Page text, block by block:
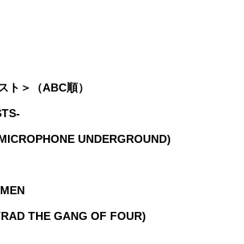
ト＞（ABC順）
UNDERGROUND)
THE GANG OF FOUR)